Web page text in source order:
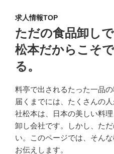
求人情報TOP
ただの食品卸しで
松本だからこそ
る。
料亭で出されるたった一品
届くまでには、たくさんの
社松本は、日本の美しい料
卸し会社です。しかし、た
い。このページでは、そん
お伝えします。